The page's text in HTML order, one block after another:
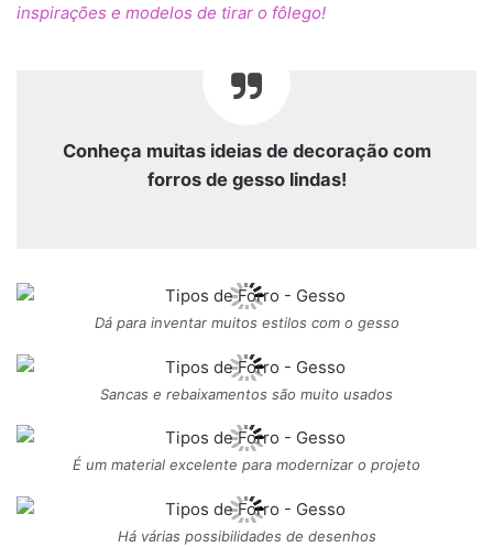
inspirações e modelos de tirar o fôlego!
Conheça muitas ideias de decoração com
forros de gesso lindas!
Dá para inventar muitos estilos com o gesso
Sancas e rebaixamentos são muito usados
É um material excelente para modernizar o projeto
Há várias possibilidades de desenhos